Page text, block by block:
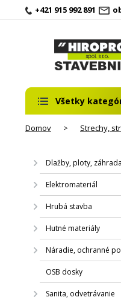
+421 915 992 891
Všetky
Domov > Strechy,
Dlažby, ploty, záhrada
Elektromateriál
Hrubá stavba
Hutné materiály
Náradie, ochranné
OSB dosky
Sanita, odvetrávanie